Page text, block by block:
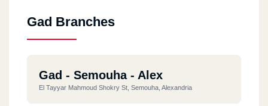
Gad Branches
Gad - Semouha - Alex
El Tayyar Mahmoud Shokry St, Semouha, Alexandria